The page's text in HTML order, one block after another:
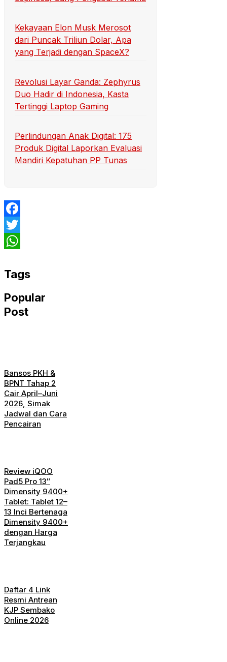
Kekayaan Elon Musk Merosot
dari Puncak Triliun Dolar, Apa
yang Terjadi dengan SpaceX?
Revolusi Layar Ganda: Zephyrus
Duo Hadir di Indonesia, Kasta
Tertinggi Laptop Gaming
Perlindungan Anak Digital: 175
Produk Digital Laporkan Evaluasi
Mandiri Kepatuhan PP Tunas
Facebook
Twitter
Tags
Popular
Post
Bansos PKH &
BPNT Tahap 2
Cair April–Juni
2026, Simak
Jadwal dan Cara
Pencairan
Review iQOO
Pad5 Pro 13″
Dimensity 9400+
Tablet: Tablet 12–
13 Inci Bertenaga
Dimensity 9400+
dengan Harga
Terjangkau
Daftar 4 Link
Resmi Antrean
KJP Sembako
Online 2026